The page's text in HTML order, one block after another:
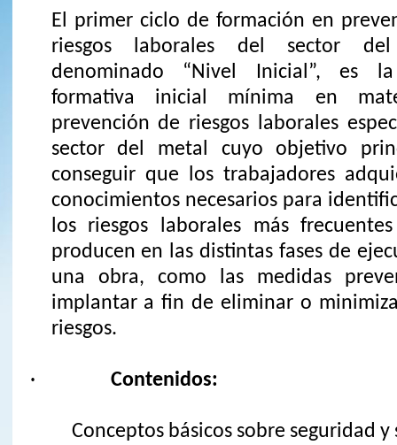
El primer ciclo de formación en
riesgos laborales del sector
denominado “Nivel Inicial”, es
formativa inicial mínima en
prevención de riesgos laborales
sector del metal cuyo objetivo
conseguir que los trabajadores
conocimientos necesarios para
los riesgos laborales más
producen en las distintas fases de
una obra, como las medidas
implantar a fin de eliminar o
riesgos.
· Contenidos:
Conceptos básicos sobre seguridad y